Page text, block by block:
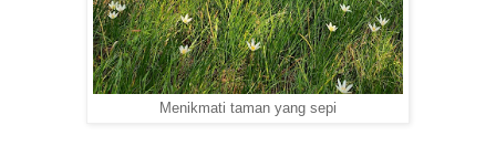
Menikmati taman yang sepi